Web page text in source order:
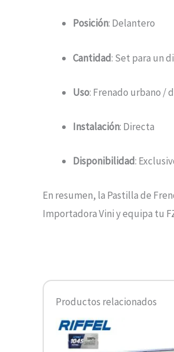
Posición: Delantero
Cantidad: Set para un
Uso: Frenado urbano /
Instalación: Directa
Disponibilidad:
En resumen, la Pastilla de
Importadora Vini y equipa tu
Productos relacionados